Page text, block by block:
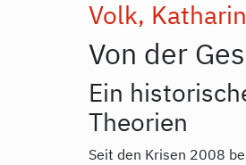
Volk,
Von der
Ein
Theorien
Seit den Krisen 2008